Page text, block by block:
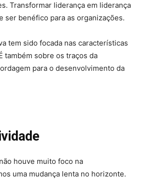
Transformar liderança em liderança
ser benéfico para as organizações.
tem sido focada nas características
também sobre os traços da
para o desenvolvimento da
houve muito foco na
uma mudança lenta no horizonte.